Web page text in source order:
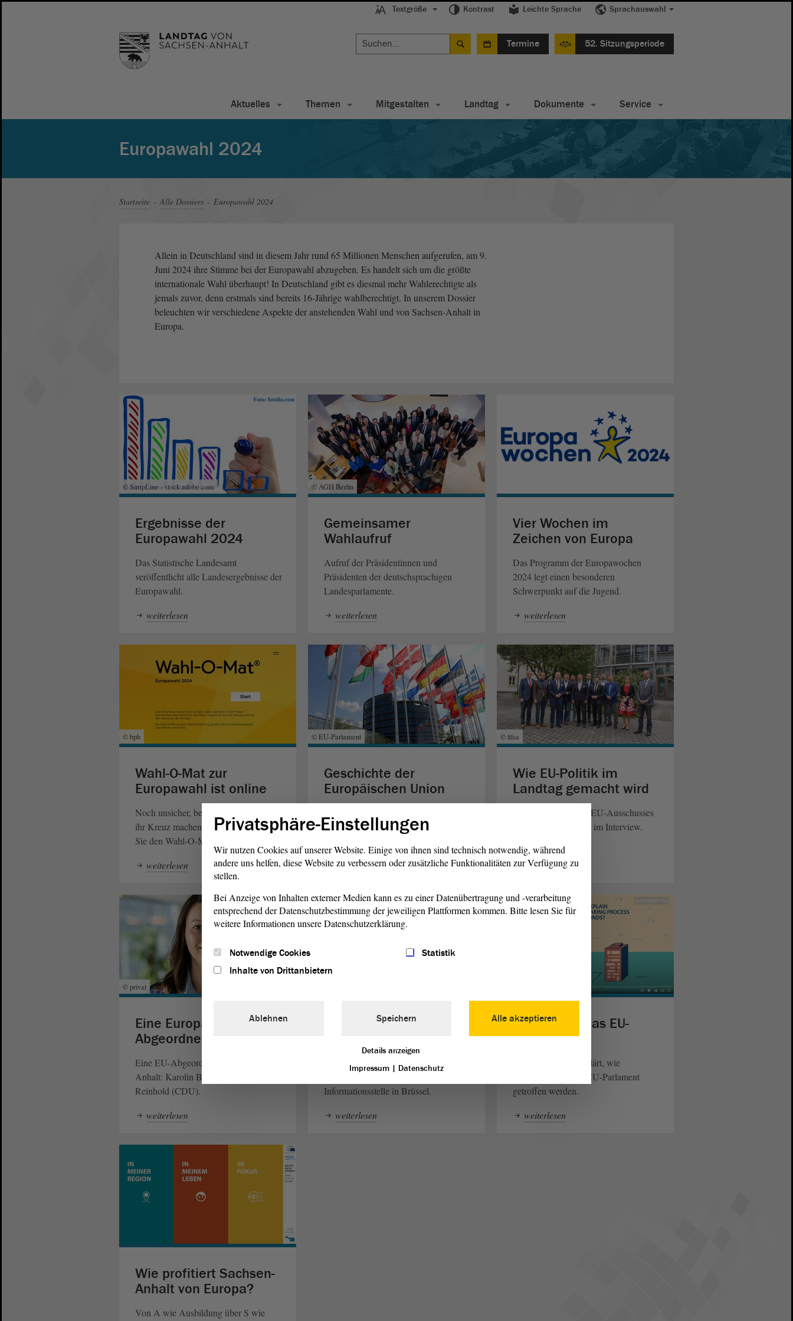
Textgröße Kontrast Leichte Sprache Sprachauswahl
Termine 52. Sitzungsperiode
Aktuelles Themen Mitgestalten Landtag Dokumente Service
Europawahl 2024
Startseite Alle Dossiers Europawahl 2024
Allein in Deutschland sind in diesem Jahr rund 65 Millionen Menschen aufgerufen, am 9.
Juni 2024 ihre Stimme bei der Europawahl abzugeben. Es handelt sich um die größte
internationale Wahl überhaupt! In Deutschland gibt es diesmal mehr Wahlerechtigte als
jemals zuvor, denn erstmals sind bereits 16-Jährige wahlberechtigt. In unserem Dossier
beleuchten wir verschiedene Aspekte der anstehenden Wahl und von Sachsen-Anhalt in
Europa.
© SimpLine - stock.adobe.com
Ergebnisse der
Europawahl 2024
Das Statistische Landesamt
veröffentlicht alle Landesergebnisse der
Europawahl.
weiterlesen
© AGH Berlin
Gemeinsamer
Wahlaufruf
Aufruf der Präsidentinnen und
Präsidenten der deutschsprachigen
Landesparlamente.
weiterlesen
Vier Wochen im
Zeichen von Europa
Das Programm der Europawochen
2024 legt einen besonderen
Schwerpunkt auf die Jugend.
weiterlesen
© bpb
Wahl-O-Mat zur
Europawahl ist online
Noch unsicher, bei welcher
ihr Kreuz machen wollen? Dann testen
Sie den Wahl-O-Mat.
weiterlesen
© EU-Parlament
Geschichte der
Europäischen Union
konkret wurde es erst in den 1950er
weiterlesen
© ltlsa
Wie EU-Politik im
Landtag gemacht wird
Der Vorsitzende des EU-Ausschusses
Daniel Sturm (CDU) im Interview.
weiterlesen
© privat
Eine Europa-
Abgeordnete erzählt
Eine EU-Abgeordnete aus Sachsen-
Anhalt: Karolin Braunsberger-
Reinhold (CDU).
weiterlesen
Informationen direkt
Seit 2016 hat der Landtag
von
Informationsstelle in Brüssel.
weiterlesen
So arbeitet das EU-
Parlament
Das kurze Video erklärt, wie
Entscheidungen im EU-Parlament
getroffen werden.
weiterlesen
Wie profitiert Sachsen-
Anhalt von Europa?
Von A wie Ausbildung über S wie
Privatsphäre-Einstellungen
Wir nutzen Cookies auf unserer Website. Einige von ihnen sind technisch notwendig, während
andere uns helfen, diese Website zu verbessern oder zusätzliche Funktionalitäten zur Verfügung zu
stellen.
Bei Anzeige von Inhalten externer Medien kann es zu einer Datenübertragung und -verarbeitung
entsprechend der Datenschutzbestimmung der jeweiligen Plattformen kommen. Bitte lesen Sie für
weitere Informationen unsere Datenschutzerklärung.
Notwendige Cookies
Statistik
Inhalte von Drittanbietern
Alle akzeptieren
Ablehnen Speichern
Details anzeigen
Impressum | Datenschutz